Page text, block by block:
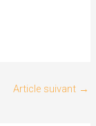
Article suivant →